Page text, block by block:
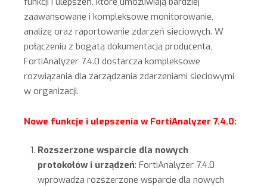
zaawansowane i kompleksowe monitorowanie,
analizę oraz raportowanie zdarzeń sieciowych. W
połączeniu z bogatą dokumentacją producenta,
FortiAnalyzer 7.4.0 dostarcza kompleksowe
rozwiązania dla zarządzania zdarzeniami sieciowymi
w organizacji.
Nowe funkcje i ulepszenia w FortiAnalyzer 7.4.0:
Rozszerzone wsparcie dla nowych
protokołów i urządzeń: FortiAnalyzer 7.4.0
wprowadza rozszerzone wsparcie dla nowych